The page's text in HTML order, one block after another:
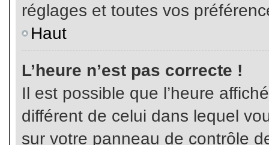
réglages et toutes vos
Haut
L’heure n’est pas correcte !
Il est possible que l’heure
différent de celui dans lequel
sur votre panneau de contrôle